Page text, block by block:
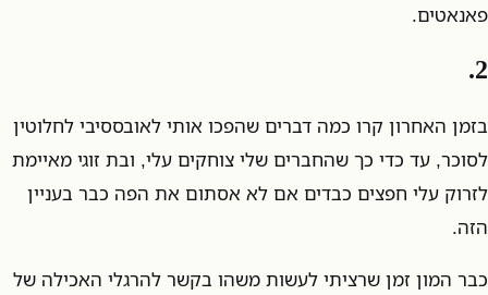
פאנאטים.
2.
בזמן האחרון קרו כמה דברים שהפכו אותי לאובססיבי לחלוטין
לסוכר, עד כדי כך שהחברים שלי צוחקים עלי, ובת זוגי מאיימת
לזרוק עלי חפצים כבדים אם לא אסתום את הפה כבר בעניין
הזה.
כבר המון זמן שרציתי לעשות משהו בקשר להרגלי האכילה של